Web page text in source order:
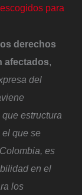
para
derechos
afectados,
del
estructura
que se
es
en el
los